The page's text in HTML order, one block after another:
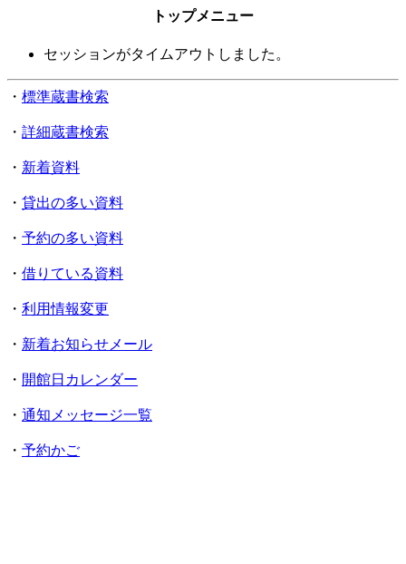
トップメニュー
セッションがタイムアウトしました。
・ 標準蔵書検索
・ 詳細蔵書検索
・ 新着資料
・ 貸出の多い資料
・ 予約の多い資料
・ 借りている資料
・ 利用情報変更
・ 新着お知らせメール
・ 開館日カレンダー
・ 通知メッセージ一覧
・ 予約かご